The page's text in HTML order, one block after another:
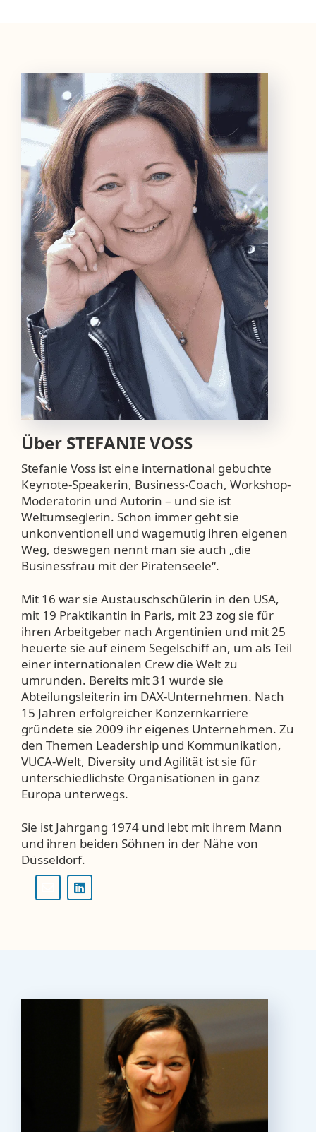
Über STEFANIE VOSS
Stefanie Voss ist eine international gebuchte
Keynote-Speakerin, Business-Coach, Workshop-
Moderatorin und Autorin – und sie ist
Weltumseglerin. Schon immer geht sie
unkonventionell und wagemutig ihren eigenen
Weg, deswegen nennt man sie auch „die
Businessfrau mit der Piratenseele“.
Mit 16 war sie Austauschschülerin in den USA,
mit 19 Praktikantin in Paris, mit 23 zog sie für
ihren Arbeitgeber nach Argentinien und mit 25
heuerte sie auf einem Segelschiff an, um als Teil
einer internationalen Crew die Welt zu
umrunden. Bereits mit 31 wurde sie
Abteilungsleiterin im DAX-Unternehmen. Nach
15 Jahren erfolgreicher Konzernkarriere
gründete sie 2009 ihr eigenes Unternehmen. Zu
den Themen Leadership und Kommunikation,
VUCA-Welt, Diversity und Agilität ist sie für
unterschiedlichste Organisationen in ganz
Europa unterwegs.
Sie ist Jahrgang 1974 und lebt mit ihrem Mann
und ihren beiden Söhnen in der Nähe von
Düsseldorf.